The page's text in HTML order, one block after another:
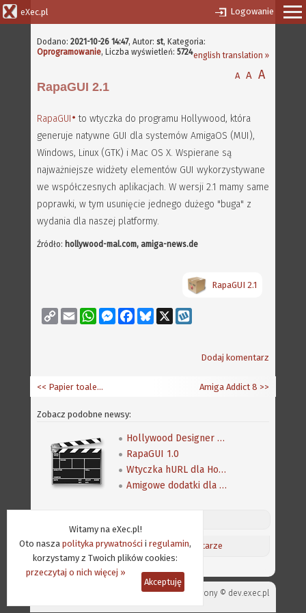
Witamy na eXec.pl!
Oto nasza polityka prywatności i regulamin,
korzystamy z Twoich plików cookies:
przeczytaj o nich więcej »
Akceptuję
eXec.pl Logowanie
Dodano: 2021-10-26 14:47, Autor: st, Kategoria:
Oprogramowanie, Liczba wyświetleń: 5724english translation »
A A A
RapaGUI 2.1
RapaGUI
to wtyczka do programu Hollywood, która
generuje natywne GUI dla systemów AmigaOS (MUI),
Windows, Linux (GTK) i Mac OS X. Wspierane są
najważniejsze widżety elementów GUI wykorzystywane
we współczesnych aplikacjach. W wersji 2.1 mamy same
poprawki, w tym usunięcie jednego dużego "buga" z
wydania dla naszej platformy.
Źródło: hollywood-mal.com, amiga-news.de
RapaGUI 2.1
Copy
Link
Email WhatsAppMessenger
FacebookBluesky
Dodaj komentarz
Amiga Addict 8 >>
<< Papier toaletowy Commodore
Zobacz podobne newsy:
Hollywood Designer 5.0
RapaGUI 1.0
Wtyczka hURL dla Hollywood 8.0
Amigowe dodatki dla Hollywood 8.0
Aktualności/Ostatnie komentarze
Projekt strony © dev.exec.pl